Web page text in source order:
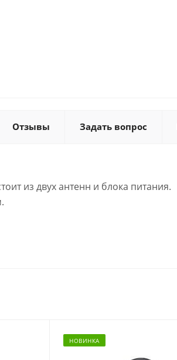
Отзывы Задать вопрос
из двух антенн и блока питания.
НОВИНКА